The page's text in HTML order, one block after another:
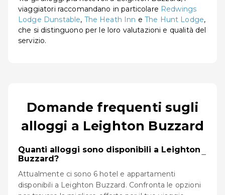
viaggiatori raccomandano in particolare Redwings
Lodge Dunstable, The Heath Inn e The Hunt Lodge,
che si distinguono per le loro valutazioni e qualità del
servizio.
Domande frequenti sugli
alloggi a Leighton Buzzard
Quanti alloggi sono disponibili a Leighton
Buzzard?
−
Attualmente ci sono 6 hotel e appartamenti
disponibili a Leighton Buzzard. Confronta le opzioni